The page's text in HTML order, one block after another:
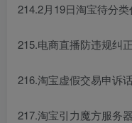
214.2月19日淘宝待分
215.电商直播防违规纠
216.淘宝虚假交易申诉
217.淘宝引力魔方服务